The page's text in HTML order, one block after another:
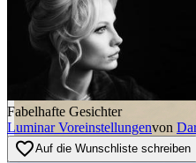
Fabelhafte Gesichter
Luminar Voreinstellungenvon
favorite_borderAuf die Wunschliste schreiben